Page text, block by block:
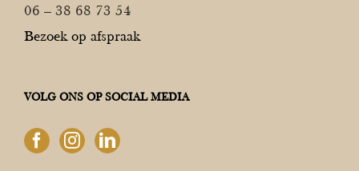
06 – 38 68 73 54
Bezoek op afspraak
VOLG ONS OP SOCIAL MEDIA